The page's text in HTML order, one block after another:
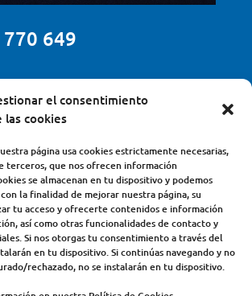
el consentimiento
las cookies
página usa cookies estrictamente necesarias,
terceros, que nos ofrecen información
se almacenan en tu dispositivo y podemos
la finalidad de mejorar nuestra página, su
tu acceso y ofrecerte contenidos e información
así como otras funcionalidades de contacto y
Si nos otorgas tu consentimiento a través del
en tu dispositivo. Si continúas navegando y no
rechazado, no se instalarán en tu dispositivo.
649
Sagrado Corazón
León, s/n – 34200 – Venta de Baños
979770649